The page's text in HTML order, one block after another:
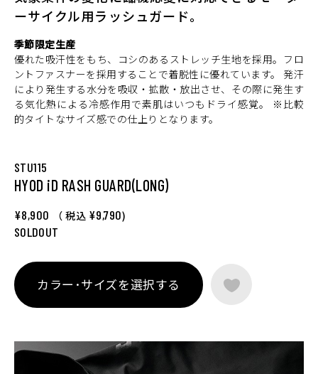
ーサイクル用ラッシュガード。
季節限定生産
優れた吸汗性をもち、コシのあるストレッチ生地を採用。フロ
ントファスナーを採用することで着脱性に優れています。 発汗
により発生する水分を吸収・拡散・放出させ、その際に発生す
る気化熱による冷感作用で素肌はいつもドライ感覚。 ※比較
的タイトなサイズ感での仕上りとなります。
STU115
HYOD iD RASH GUARD(LONG)
¥8,900 （ 税込 ¥9,790)
SOLDOUT
カラー･サイズを選択する